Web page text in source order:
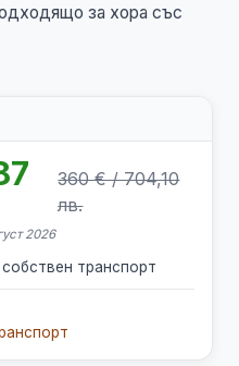
за хора със
360 € / 704,10
лв.
2026
транспорт